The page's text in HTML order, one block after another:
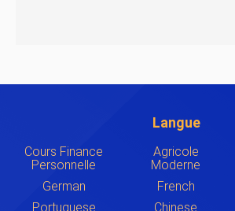
Langue
Cours Finance
Personnelle
Agricole
Moderne
German French
Portuguese
Chinese